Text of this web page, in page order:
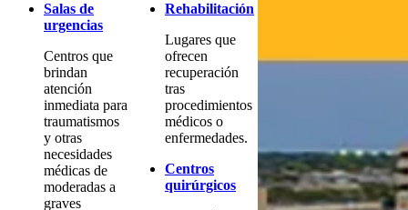
Salas de
urgencias
Centros que
brindan
atención
inmediata para
traumatismos
y otras
necesidades
médicas de
moderadas a
graves
Rehabilitación
Lugares que
ofrecen
recuperación
tras
procedimientos
médicos o
enfermedades.
Centros
quirúrgicos